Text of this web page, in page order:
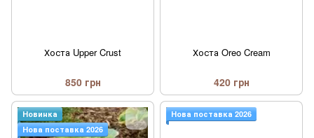
Хоста Upper Crust
850 грн
Хоста Oreo Cream
420 грн
Новинка
Нова поставка 2026
Нова поставка 2026